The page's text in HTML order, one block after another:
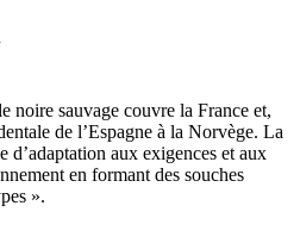
noire sauvage couvre la France et,
de l’Espagne à la Norvège. La
d’adaptation aux exigences et aux
en formant des souches
».